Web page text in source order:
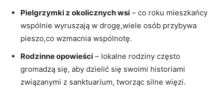
Pielgrzymki z okolicznych wsi – co roku mieszkańcy
wspólnie wyruszają w drogę,wiele osób przybywa
pieszo,co wzmacnia wspólnotę.
Rodzinne opowieści – lokalne rodziny często
gromadzą się, aby dzielić się swoimi historiami
związanymi z sanktuarium, tworząc silne więzi.